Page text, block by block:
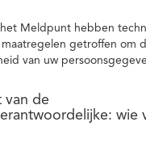
Meldpunt hebben
maatregelen getroffen om
van uw
van de
wie